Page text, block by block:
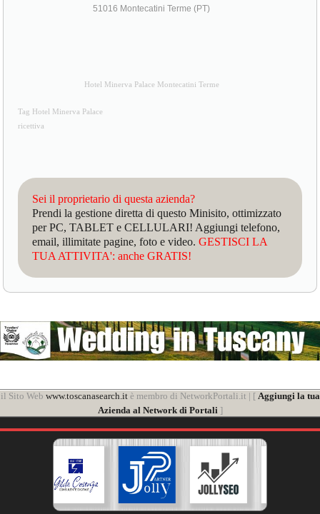
51016 Montecatini Terme (PT)
Hotel Minerva Palace Montecatini Terme
Tag Hotel Minerva Palace
ricettiva
Sei il proprietario di questa azienda?
Prendi la gestione diretta di questo Minisito, ottimizzato
per PC, TABLET e CELLULARI! Aggiungi telefono,
email, illimitate pagine, foto e video.GESTISCI LA
TUA ATTIVITA': anche GRATIS!
il Sito Web www.toscanasearch.itè membro di NetworkPortali.it | [ Aggiungi la tua
Azienda al Network di Portali]